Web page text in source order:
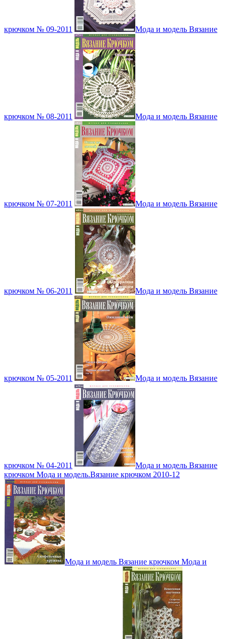
крючком № 09-2011 Мода и модель Вязание
крючком № 08-2011 Мода и модель Вязание
крючком № 07-2011 Мода и модель Вязание
крючком № 06-2011 Мода и модель Вязание
крючком № 05-2011 Мода и модель Вязание
крючком № 04-2011
Мода и модель Вязание
крючком Мода и модель.Вязание крючком 2010-12
Мода и модель Вязание крючком Мода и